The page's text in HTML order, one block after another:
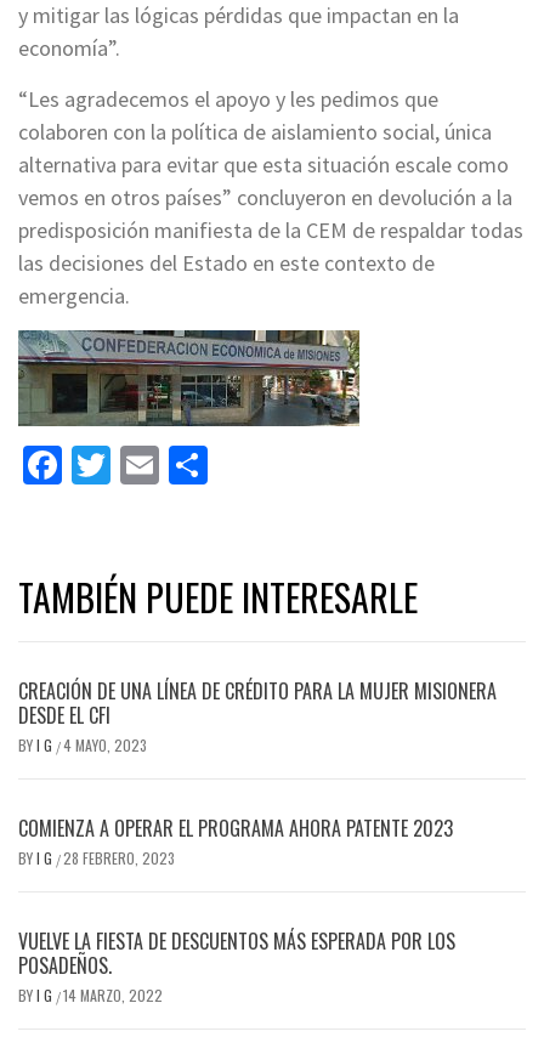
y mitigar las lógicas pérdidas que impactan en la
economía”.
“Les agradecemos el apoyo y les pedimos que
colaboren con la política de aislamiento social, única
alternativa para evitar que esta situación escale como
vemos en otros países” concluyeron en devolución a la
predisposición manifiesta de la CEM de respaldar todas
las decisiones del Estado en este contexto de
emergencia.
Facebook
Twitter
Email
TAMBIÉN PUEDE INTERESARLE
CREACIÓN DE UNA LÍNEA DE CRÉDITO PARA LA MUJER MISIONERA
DESDE EL CFI
BYI G /4 MAYO, 2023
COMIENZA A OPERAR EL PROGRAMA AHORA PATENTE 2023
BYI G /28 FEBRERO, 2023
VUELVE LA FIESTA DE DESCUENTOS MÁS ESPERADA POR LOS
POSADEÑOS.
BYI G /14 MARZO, 2022